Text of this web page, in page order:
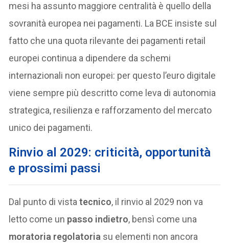
mesi ha assunto maggiore centralità è quello della
sovranità europea nei pagamenti. La BCE insiste sul
fatto che una quota rilevante dei pagamenti retail
europei continua a dipendere da schemi
internazionali non europei: per questo l’euro digitale
viene sempre più descritto come leva di autonomia
strategica, resilienza e rafforzamento del mercato
unico dei pagamenti.
Rinvio al 2029: criticità, opportunità
e prossimi passi
Dal punto di vistatecnico, il rinvio al 2029 non va
letto come un passo indietro, bensì come una
moratoria regolatoria su elementi non ancora